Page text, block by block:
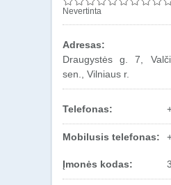
Nevertinta
Adresas:
Draugystės g. 7,
sen., Vilniaus r.
Telefonas:
Mobilusis telefonas:
Įmonės kodas: